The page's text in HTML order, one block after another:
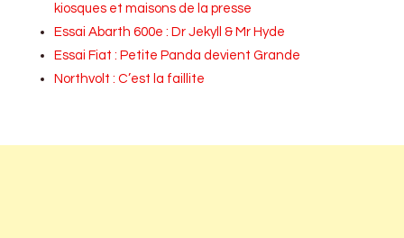
kiosques et maisons de la presse
Essai Abarth 600e : Dr Jekyll & Mr Hyde
Essai Fiat : Petite Panda devient Grande
Northvolt : C’est la faillite